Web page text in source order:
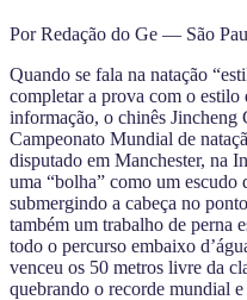
Por Redação do Ge — São
Quando se fala na natação
completar a prova com o estilo
informação, o chinês
Campeonato Mundial de
disputado em Manchester, na
uma “bolha” como um escudo
submergindo a cabeça no
também um trabalho de perna
todo o percurso embaixo
venceu os 50 metros livre da
quebrando o recorde mundial